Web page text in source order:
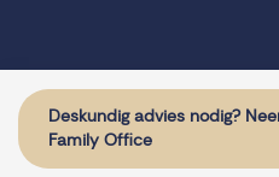
Deskundig advies nodig?
Family Office
Website door: